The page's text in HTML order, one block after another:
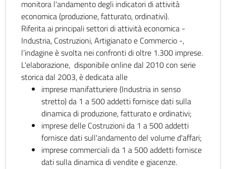
monitora l'andamento degli indicatori di attività
economica (produzione, fatturato, ordinativi).
Riferita ai principali settori di attività economica -
Industria, Costruzioni, Artigianato e Commercio -,
l’indagine è svolta nei confronti di oltre 1.300 imprese.
L'elaborazione, disponibile online dal 2010 con serie
storica dal 2003, è dedicata alle
imprese manifatturiere (Industria in senso
stretto) da 1 a 500 addetti fornisce dati sulla
dinamica di produzione, fatturato e ordinativi;
imprese delle Costruzioni da 1 a 500 addetti
fornisce dati sull'andamento del volume d'affari;
imprese commerciali da 1 a 500 addetti fornisce
dati sulla dinamica di vendite e giacenze.